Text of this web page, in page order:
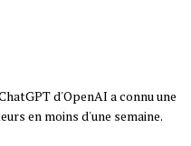
d'OpenAI a connu une
en moins d'une semaine.